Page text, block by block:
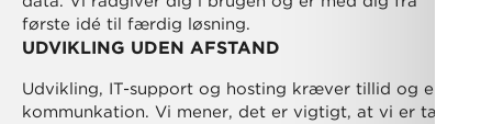
første idé til færdig løsning.
UDVIKLING UDEN AFSTAND
Udvikling, IT-support og hosting kræver tillid og enkel
kommunkation. Vi mener, det er vigtigt, at vi er tæt